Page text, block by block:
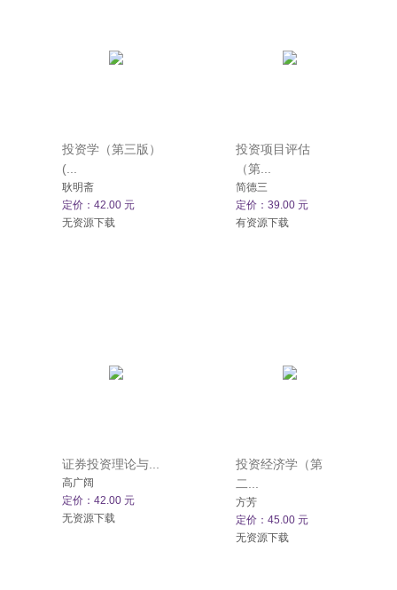
投资学（第三版）
(...
耿明斋
定价：42.00 元
无资源下载
投资项目评估
（第...
简德三
定价：39.00 元
有资源下载
证券投资理论与...
高广阔
定价：42.00 元
无资源下载
投资经济学（第
二...
方芳
定价：45.00 元
无资源下载